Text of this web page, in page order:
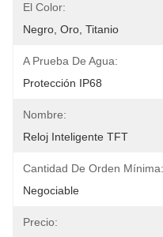
El Color:
Negro, Oro, Titanio
A Prueba De Agua:
Protección IP68
Nombre:
Reloj Inteligente TFT
Cantidad De Orden Mínima:
Negociable
Precio: